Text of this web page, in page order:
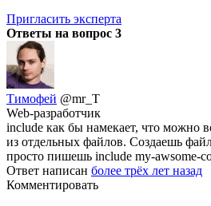
Пригласить эксперта
Ответы на вопрос 3
Тимофей @mr_T
Web-разработчик
include как бы намекает, что можно
из отдельных файлов. Создаешь
просто пишешь include my-awsome-
Ответ написан более трёх лет назад
Комментировать